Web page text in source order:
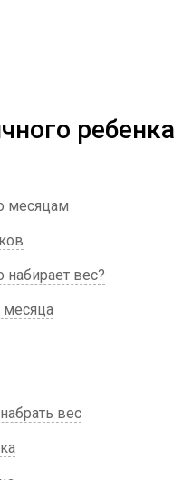
ребенка
месяцам
набирает вес?
месяца
вес